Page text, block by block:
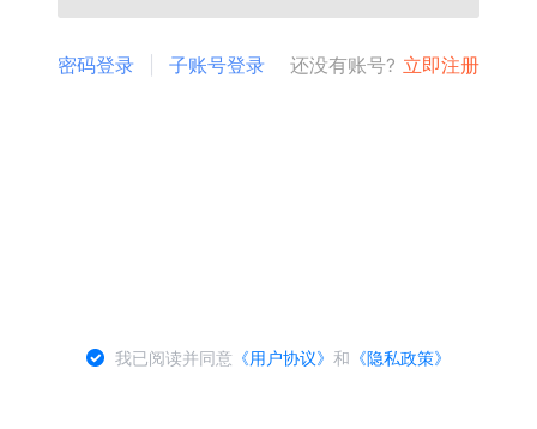
密码登录 子账号登录 还没有账号? 立即注册
我已阅读并同意 《用户协议》和 《隐私政策》